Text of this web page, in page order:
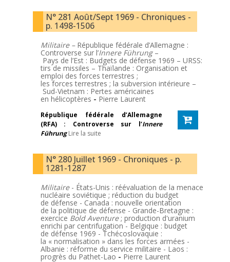
N° 281 Août/Sept 1969 - Chroniques -
p. 1498-1506
Militaire – République fédérale d’Allemagne :
Controverse sur l’Innere Führung–
Pays de l’Est : Budgets de défense 1969 – URSS:
tirs de missiles – Thaïlande : Organisation et
emploi des forces terrestres ;
les forces terrestres ; la subversion intérieure –
Sud-Vietnam : Pertes américaines
en hélicoptères - Pierre Laurent
République fédérale d’Allemagne
(RFA) : Controverse sur l’Innere
Führung Lire la suite
N° 280 Juillet 1969 - Chroniques - p.
1281-1287
Militaire - États-Unis : réévaluation de la menace
nucléaire soviétique ; réduction du budget
de défense - Canada : nouvelle orientation
de la politique de défense - Grande-Bretagne :
exercice Bold Aventure; production d'uranium
enrichi par centrifugation - Belgique : budget
de défense 1969 - Tchécoslovaquie :
la « normalisation » dans les forces armées -
Albanie : réforme du service militaire - Laos :
progrès du Pathet-Lao - Pierre Laurent